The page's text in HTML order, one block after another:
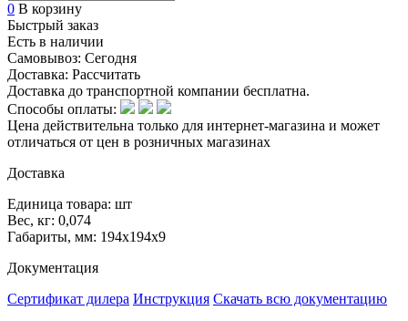
0 В корзину
Быстрый заказ
Есть в наличии
Самовывоз: Сегодня
Доставка: Рассчитать
Доставка до транспортной компании бесплатна.
Способы оплаты:
Цена действительна только для интернет-магазина и может
отличаться от цен в розничных магазинах
Доставка
Единица товара: шт
Вес, кг: 0,074
Габариты, мм: 194х194х9
Документация
Сертификат дилера Инструкция Скачать всю документацию